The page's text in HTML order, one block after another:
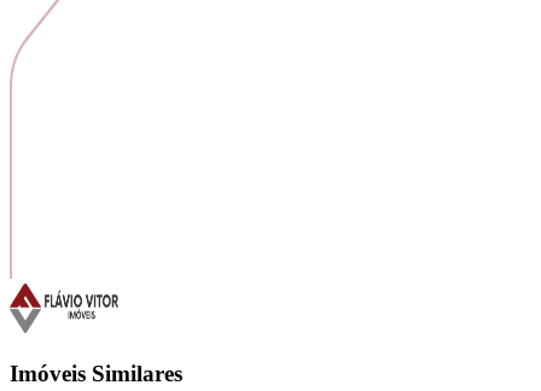
Imóveis Similares